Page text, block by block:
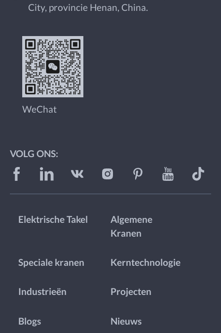
City, provincie Henan, China.
WeChat
VOLG ONS:
Elektrische Takel
Algemene
Kranen
Speciale kranen Kerntechnologie
Industrieën Projecten
Blogs Nieuws